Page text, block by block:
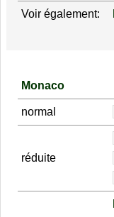
Voir également:
Monaco
normal
réduite